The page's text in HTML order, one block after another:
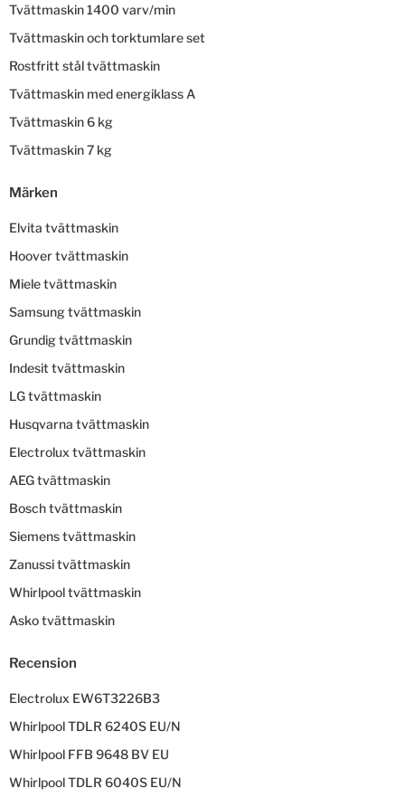
Tvättmaskin 1400 varv/min
Tvättmaskin och torktumlare set
Rostfritt stål tvättmaskin
Tvättmaskin med energiklass A
Tvättmaskin 6 kg
Tvättmaskin 7 kg
Märken
Elvita tvättmaskin
Hoover tvättmaskin
Miele tvättmaskin
Samsung tvättmaskin
Grundig tvättmaskin
Indesit tvättmaskin
LG tvättmaskin
Husqvarna tvättmaskin
Electrolux tvättmaskin
AEG tvättmaskin
Bosch tvättmaskin
Siemens tvättmaskin
Zanussi tvättmaskin
Whirlpool tvättmaskin
Asko tvättmaskin
Recension
Electrolux EW6T3226B3
Whirlpool TDLR 6240S EU/N
Whirlpool FFB 9648 BV EU
Whirlpool TDLR 6040S EU/N